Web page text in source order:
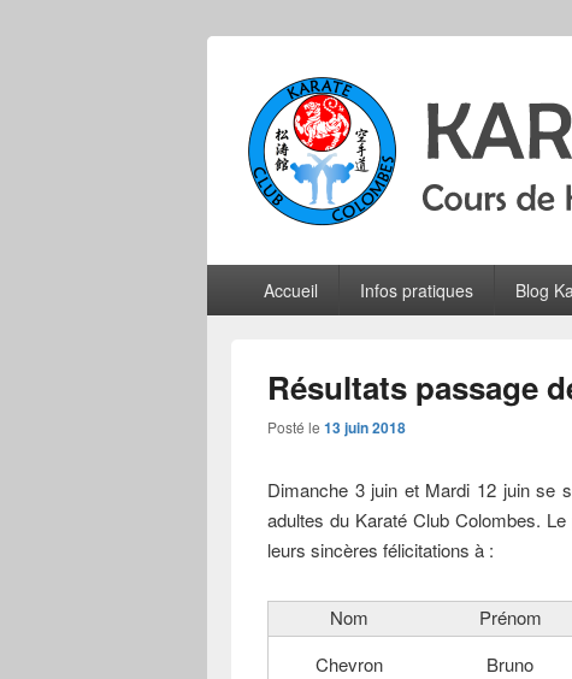
Karate Club
principalAccueil Infos pratiques Blog
Résultats passage
Posté le 13 juin 2018
Dimanche 3 juin et Mardi 12 juin se
adultes du Karaté Club Colombes.
leurs sincères félicitations à :
Nom Prénom
Chevron
Bruno